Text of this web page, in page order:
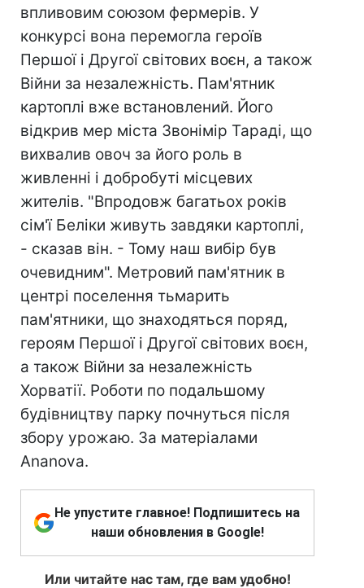
впливовим союзом фермерів. У
конкурсі вона перемогла героїв
Першої і Другої світових воєн, а також
Війни за незалежність. Пам'ятник
картоплі вже встановлений. Його
відкрив мер міста Звонімір Тараді, що
вихвалив овоч за його роль в
живленні і добробуті місцевих
жителів. "Впродовж багатьох років
сім'ї Беліки живуть завдяки картоплі,
- сказав він. - Тому наш вибір був
очевидним". Метровий пам'ятник в
центрі поселення тьмарить
пам'ятники, що знаходяться поряд,
героям Першої і Другої світових воєн,
а також Війни за незалежність
Хорватії. Роботи по подальшому
будівництву парку почнуться після
збору урожаю. За матеріалами
Ananova.
Не упустите главное! Подпишитесь на
наши обновления в Google!
Или читайте нас там, где вам удобно!